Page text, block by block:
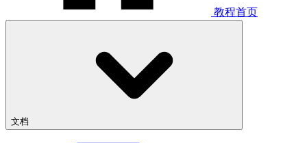
教程首页
文档